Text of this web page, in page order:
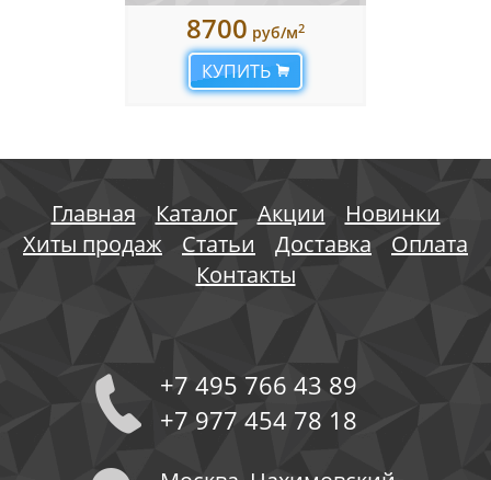
8700 руб/м2
КУПИТЬ
Главная Каталог Акции
Новинки
Хиты продаж
Статьи Доставка
Оплата
Контакты
+7 495 766 43 89
+7 977 454 78 18